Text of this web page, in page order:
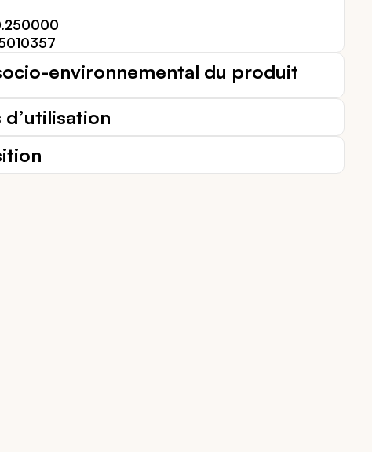
environnemental du produit
d’utilisation